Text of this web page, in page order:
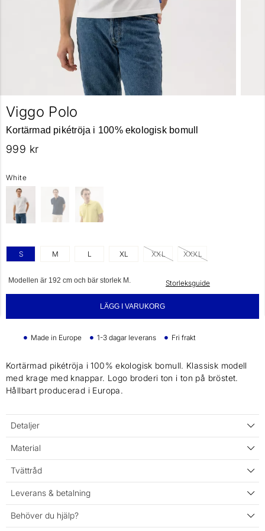
Viggo Polo
Kortärmad pikétröja i 100% ekologisk bomull
999 kr
White
S M L XL XXL XXXL
Storleksguide
Modellen är 192 cm och bär storlek M.
LÄGG I VARUKORG
Made in Europe 1-3 dagar leverans Fri frakt
Kortärmad pikétröja i 100% ekologisk bomull. Klassisk modell
med krage med knappar. Logo broderi ton i ton på bröstet.
Hållbart producerad i Europa.
Detaljer
Material
Tvättråd
Leverans & betalning
Behöver du hjälp?